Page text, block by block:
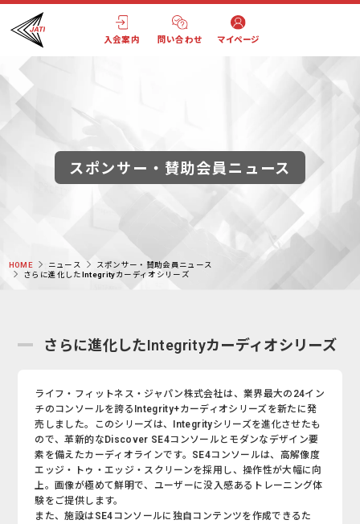
入会案内 問い合わせ マイページ
スポンサー・賛助会員ニュース
HOME ニュース
スポンサー・賛助会員ニュース
さらに進化したIntegrityカーディオシリーズ
さらに進化したIntegrityカーディオシリーズ
ライフ・フィットネス・ジャパン株式会社は、業界最大の24イン
チのコンソールを誇るIntegrity+カーディオシリーズを新たに発
売しました。このシリーズは、Integrityシリーズを進化させたも
ので、革新的なDiscover SE4コンソールとモダンなデザイン要
素を備えたカーディオラインです。SE4コンソールは、高解像度
エッジ・トゥ・エッジ・スクリーンを採用し、操作性が大幅に向
上。画像が極めて鮮明で、ユーザーに没入感あるトレーニング体
験をご提供します。
また、施設はSE4コンソールに独自コンテンツを作成できるた